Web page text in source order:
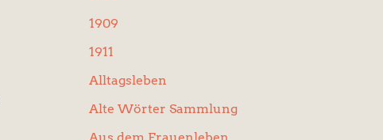
1909
1911
Alltagsleben
Alte Wörter Sammlung